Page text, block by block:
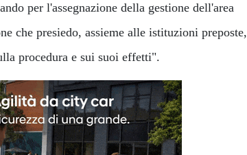
per l'assegnazione della gestione dell'area
che presiedo, assieme alle istituzioni preposte,
procedura e sui suoi effetti".